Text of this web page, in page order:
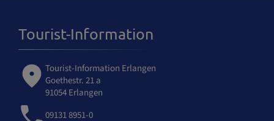
Tourist-Information
Tourist-Information Erlangen
Goethestr. 21 a
91054 Erlangen
09131 8951-0